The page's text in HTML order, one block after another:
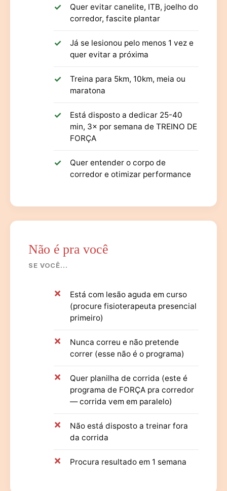
Quer evitar canelite, ITB, joelho do
corredor, fascite plantar
Já se lesionou pelo menos 1 vez e
quer evitar a próxima
Treina para 5km, 10km, meia ou
maratona
Está disposto a dedicar 25-40
min, 3× por semana de TREINO DE
FORÇA
Quer entender o corpo de
corredor e otimizar performance
Não é pra você
SE VOCÊ...
Está com lesão aguda em curso
(procure fisioterapeuta presencial
primeiro)
Nunca correu e não pretende
correr (esse não é o programa)
Quer planilha de corrida (este é
programa de FORÇA pra corredor
— corrida vem em paralelo)
Não está disposto a treinar fora
da corrida
Procura resultado em 1 semana